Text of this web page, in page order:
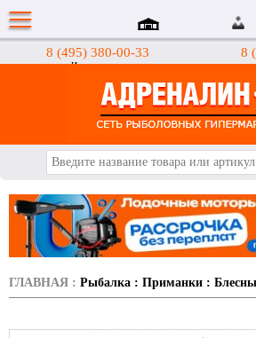
8 (495) 380-00-33
Интернет-магазин
8
ГЛАВНАЯ : Рыбалка : Приманки : Блесны